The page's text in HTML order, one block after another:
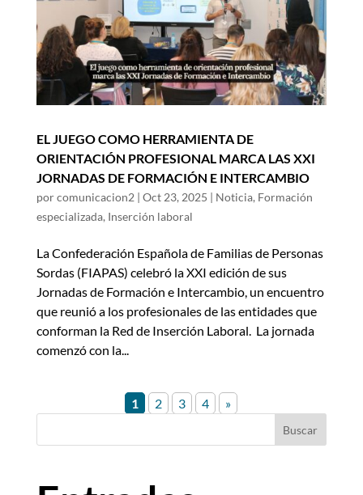
EL JUEGO COMO HERRAMIENTA DE
ORIENTACIÓN PROFESIONAL MARCA LAS XXI
JORNADAS DE FORMACIÓN E INTERCAMBIO
porcomunicacion2 | Oct 23, 2025 | Noticia, Formación
especializada, Inserción laboral
La Confederación Española de Familias de Personas
Sordas (FIAPAS) celebró la XXI edición de sus
Jornadas de Formación e Intercambio, un encuentro
que reunió a los profesionales de las entidades que
conforman la Red de Inserción Laboral. La jornada
comenzó con la...
1 2 3 4 »
Buscar